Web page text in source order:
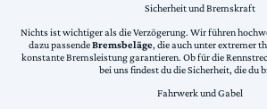
Sicherheit und Bremskraft
Nichts ist wichtiger als die Verzögerung. Wir führen
dazu passendeBremsbeläge, die auch unter extremer
konstante Bremsleistung garantieren. Ob für die
bei uns findest du die Sicherheit, die du
Fahrwerk und Gabel